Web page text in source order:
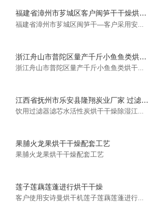
福建省漳州市芗城区客户闽笋干干燥烘干除湿机
福建省漳州市芗城区闽笋干—客户采用安...
浙江舟山市普陀区量产千斤小鱼鱼类烘干房
浙江舟山市普陀区量产千斤小鱼鱼类烘干...
江西省抚州市乐安县隆翔炭业厂家 过滤器滤芯水活性炭烘干干燥
饮用过滤器滤芯水活性炭烘干干燥除湿江...
果脯火龙果烘干干燥配套工艺
果脯火龙果烘干干燥配套工艺
莲子莲藕莲蓬进行烘干干燥
客户使用安诗曼烘干机莲子莲藕莲蓬进行...